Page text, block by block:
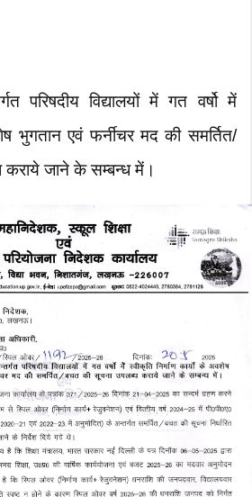
परिषदीय विद्यालयों में गत वर्षो में
भुगतान एवं फर्नीचर मद की समर्तित/
जाने के सम्बन्ध में।